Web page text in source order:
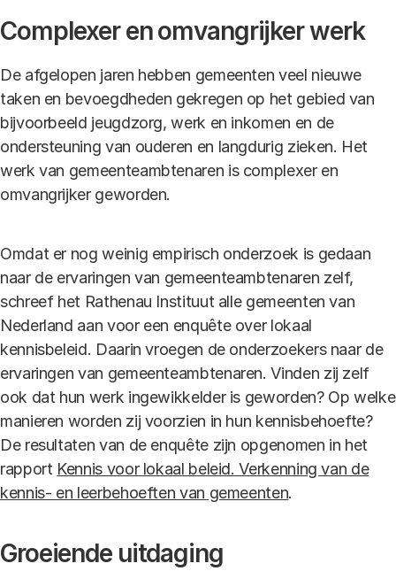
Complexer en omvangrijker werk
De afgelopen jaren hebben gemeenten veel nieuwe
taken en bevoegdheden gekregen op het gebied van
bijvoorbeeld jeugdzorg, werk en inkomen en de
ondersteuning van ouderen en langdurig zieken. Het
werk van gemeenteambtenaren is complexer en
omvangrijker geworden.
Omdat er nog weinig empirisch onderzoek is gedaan
naar de ervaringen van gemeenteambtenaren zelf,
schreef het Rathenau Instituut alle gemeenten van
Nederland aan voor een enquête over lokaal
kennisbeleid. Daarin vroegen de onderzoekers naar de
ervaringen van gemeenteambtenaren. Vinden zij zelf
ook dat hun werk ingewikkelder is geworden? Op welke
manieren worden zij voorzien in hun kennisbehoefte?
De resultaten van de enquête zijn opgenomen in het
rapport Kennis voor lokaal beleid. Verkenning van de
kennis- en leerbehoeften van gemeenten.
Groeiende uitdaging